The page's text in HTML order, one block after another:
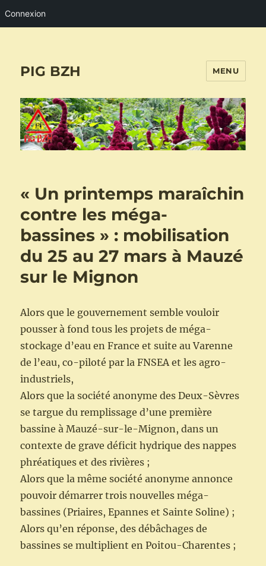
Connexion
PIG BZH MENU
« Un printemps maraîchin
contre les méga-
bassines » : mobilisation
du 25 au 27 mars à Mauzé
sur le Mignon
Alors que le gouvernement semble vouloir
pousser à fond tous les projets de méga-
stockage d’eau en France et suite au Varenne
de l’eau, co-piloté par la FNSEA et les agro-
industriels,
Alors que la société anonyme des Deux-Sèvres
se targue du remplissage d’une première
bassine à Mauzé-sur-le-Mignon, dans un
contexte de grave déficit hydrique des nappes
phréatiques et des rivières ;
Alors que la même société anonyme annonce
pouvoir démarrer trois nouvelles méga-
bassines (Priaires, Epannes et Sainte Soline) ;
Alors qu’en réponse, des débâchages de
bassines se multiplient en Poitou-Charentes ;